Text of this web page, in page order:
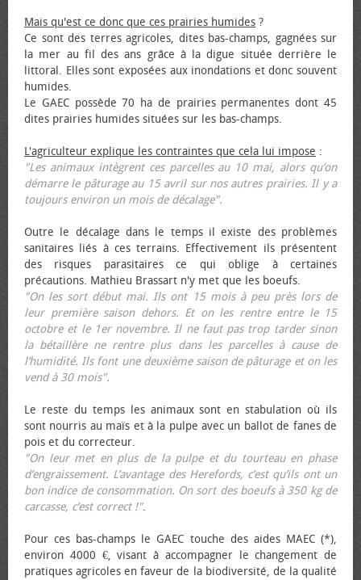
Mais qu'est ce donc que ces prairies humides ?
Ce sont des terres agricoles, dites bas-champs, gagnées sur
la mer au fil des ans grâce à la digue située derrière le
littoral. Elles sont exposées aux inondations et donc souvent
humides.
Le GAEC possède 70 ha de prairies permanentes dont 45
dites prairies humides situées sur les bas-champs.
L'agriculteur explique les contraintes que cela lui impose :
"Les animaux intègrent ces parcelles au 10 mai, alors qu’on
démarre le pâturage au 15 avril sur nos autres prairies. Il y a
toujours environ un mois de décalage".
Outre le décalage dans le temps il existe des problèmes
sanitaires liés à ces terrains. Effectivement ils présentent
des risques parasitaires ce qui oblige à certaines
précautions. Mathieu Brassart n'y met que les bœufs.
"On les sort début mai. Ils ont 15 mois à peu près lors de
leur première saison dehors. Et on les rentre entre le 15
octobre et le 1er novembre. Il ne faut pas trop tarder sinon
la bétaillère ne rentre plus dans les parcelles à cause de
l’humidité. Ils font une deuxième saison de pâturage et on les
vend à 30 mois".
Le reste du temps les animaux sont en stabulation où ils
sont nourris au maïs et à la pulpe avec un ballot de fanes de
pois et du correcteur.
"On leur met en plus de la pulpe et du tourteau en phase
d’engraissement. L’avantage des Herefords, c’est qu’ils ont un
bon indice de consommation. On sort des bœufs à 350 kg de
carcasse, c’est correct !".
Pour ces bas-champs le GAEC touche des aides MAEC (*),
environ 4000 €, visant à accompagner le changement de
pratiques agricoles en faveur de la biodiversité, de la qualité